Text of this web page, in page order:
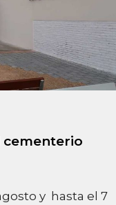
cementerio
y hasta el 7